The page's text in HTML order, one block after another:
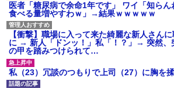
医者「糖尿病で余命1年です」 ワイ「知ら
食べる量増やすわｗ」→結果ｗｗｗｗｗ
【衝撃】職場に入って来た綺麗な新人さん
に → 新人「ドンッ！」私「！？」→ 突然、
の甲を踏みつけられて…
私（23）冗談のつもりで上司（27）に胸を